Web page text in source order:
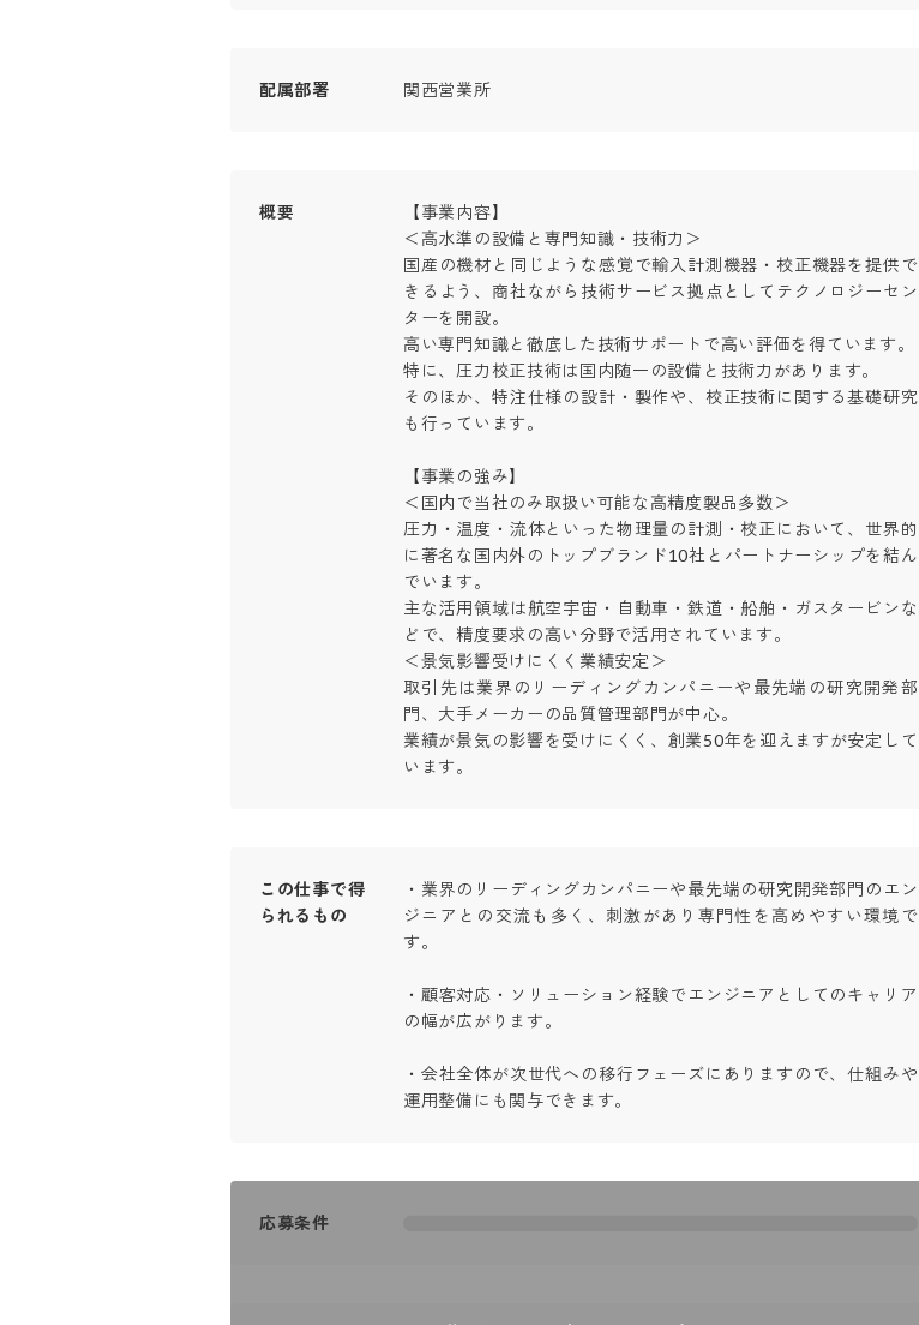
配属部署 関西営業所
概要
【事業内容】
＜高水準の設備と専門知識・技術力＞
国産の機材と同じような感覚で輸入計測機器・校正機器を提供で
きるよう、商社ながら技術サービス拠点としてテクノロジーセン
ターを開設。
高い専門知識と徹底した技術サポートで高い評価を得ています。
特に、圧力校正技術は国内随一の設備と技術力があります。
そのほか、特注仕様の設計・製作や、校正技術に関する基礎研究
も行っています。
【事業の強み】
＜国内で当社のみ取扱い可能な高精度製品多数＞
圧力・温度・流体といった物理量の計測・校正において、世界的
に著名な国内外のトップブランド10社とパートナーシップを結ん
でいます。
主な活用領域は航空宇宙・自動車・鉄道・船舶・ガスタービンな
どで、精度要求の高い分野で活用されています。
＜景気影響受けにくく業績安定＞
取引先は業界のリーディングカンパニーや最先端の研究開発部
門、大手メーカーの品質管理部門が中心。
業績が景気の影響を受けにくく、創業50年を迎えますが安定して
います。
この仕事で得
られるもの
・業界のリーディングカンパニーや最先端の研究開発部門のエン
ジニアとの交流も多く、刺激があり専門性を高めやすい環境で
す。
・顧客対応・ソリューション経験でエンジニアとしてのキャリア
の幅が広がります。
・会社全体が次世代への移行フェーズにありますので、仕組みや
運用整備にも関与できます。
応募条件